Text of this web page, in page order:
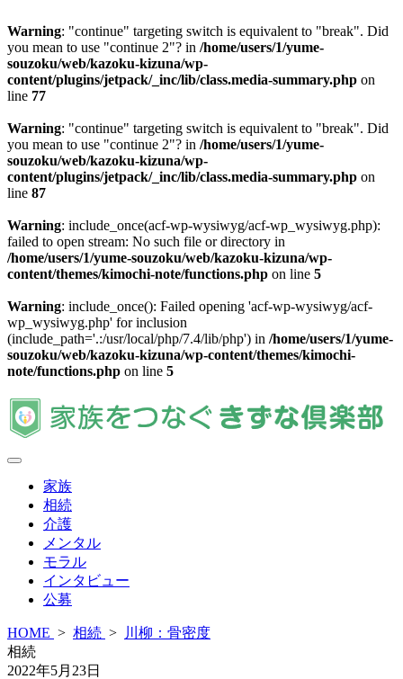
Warning: "continue" targeting switch is equivalent to "break". Did
you mean to use "continue 2"? in /home/users/1/yume-
souzoku/web/kazoku-kizuna/wp-
content/plugins/jetpack/_inc/lib/class.media-summary.php on
line 77
Warning: "continue" targeting switch is equivalent to "break". Did
you mean to use "continue 2"? in /home/users/1/yume-
souzoku/web/kazoku-kizuna/wp-
content/plugins/jetpack/_inc/lib/class.media-summary.php on
line 87
Warning: include_once(acf-wp-wysiwyg/acf-wp_wysiwyg.php):
failed to open stream: No such file or directory in
/home/users/1/yume-souzoku/web/kazoku-kizuna/wp-
content/themes/kimochi-note/functions.php on line 5
Warning: include_once(): Failed opening 'acf-wp-wysiwyg/acf-
wp_wysiwyg.php' for inclusion
(include_path='.:/usr/local/php/7.4/lib/php') in /home/users/1/yume-
souzoku/web/kazoku-kizuna/wp-content/themes/kimochi-
note/functions.php on line 5
家族
相続
介護
メンタル
モラル
インタビュー
公募
HOME > 相続 >
川柳：骨密度
相続
2022年5月23日